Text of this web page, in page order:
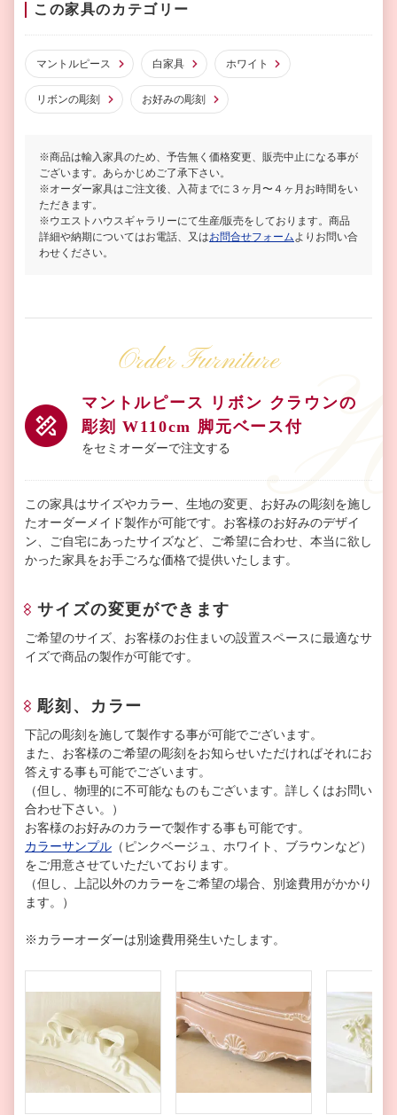
この家具のカテゴリー
マントルピース 白家具 ホワイト
リボンの彫刻 お好みの彫刻
※商品は輸入家具のため、予告無く価格変更、販売中止になる事が
ございます。あらかじめご了承下さい。
※オーダー家具はご注文後、入荷までに３ヶ月〜４ヶ月お時間をい
ただきます。
※ウエストハウスギャラリーにて生産/販売をしております。商品
詳細や納期についてはお電話、又はお問合せフォーム よりお問い合
わせください。
Order Furniture
マントルピース リボン クラウンの
彫刻 W110cm 脚元ベース付
をセミオーダーで注文する
この家具はサイズやカラー、生地の変更、お好みの彫刻を施し
たオーダーメイド製作が可能です。お客様のお好みのデザイ
ン、ご自宅にあったサイズなど、ご希望に合わせ、本当に欲し
かった家具をお手ごろな価格で提供いたします。
サイズの変更ができます
ご希望のサイズ、お客様のお住まいの設置スペースに最適なサ
イズで商品の製作が可能です。
彫刻、カラー
下記の彫刻を施して製作する事が可能でございます。
また、お客様のご希望の彫刻をお知らせいただければそれにお
答えする事も可能でございます。
（但し、物理的に不可能なものもございます。詳しくはお問い
合わせ下さい。）
お客様のお好みのカラーで製作する事も可能です。
カラーサンプル （ピンクベージュ、ホワイト、ブラウンなど）
をご用意させていただいております。
（但し、上記以外のカラーをご希望の場合、別途費用がかかり
ます。）
※カラーオーダーは別途費用発生いたします。